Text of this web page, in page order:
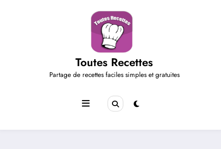
Toutes Recettes
Partage de recettes faciles simples et gratuites